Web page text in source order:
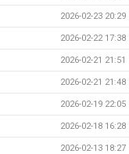
2026-02-23 20:29
2026-02-22 17:38
2026-02-21 21:51
2026-02-21 21:48
2026-02-19 22:05
2026-02-18 16:28
2026-02-13 18:27